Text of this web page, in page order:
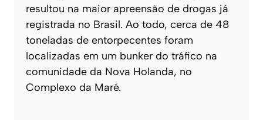
resultou na maior apreensão de drogas já
registrada no Brasil. Ao todo, cerca de 48
toneladas de entorpecentes foram
localizadas em um bunker do tráfico na
comunidade da Nova Holanda, no
Complexo da Maré.